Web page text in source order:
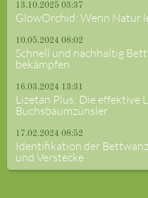
13.10.2025 03:37
GlowOrchid: Wenn Natur
10.05.2024 08:02
Schnell und nachhaltig
bekämpfen
16.03.2024 13:31
Lizetan Plus: Die effektive
Buchsbaumzünsler
17.02.2024 08:52
Identifikation der
und Verstecke